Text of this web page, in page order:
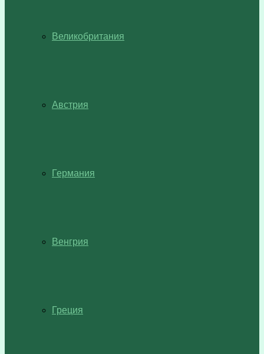
Великобритания
Австрия
Германия
Венгрия
Греция